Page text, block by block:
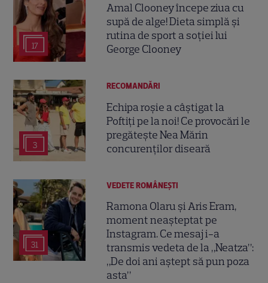
17
Amal Clooney începe ziua cu
supă de alge! Dieta simplă și
rutina de sport a soției lui
George Clooney
3
RECOMANDĂRI
Echipa roșie a câștigat la
Poftiți pe la noi! Ce provocări le
pregătește Nea Mărin
concurenților diseară
31
VEDETE ROMÂNEŞTI
Ramona Olaru și Aris Eram,
moment neașteptat pe
Instagram. Ce mesaj i-a
transmis vedeta de la „Neatza”:
„De doi ani aștept să pun poza
asta”